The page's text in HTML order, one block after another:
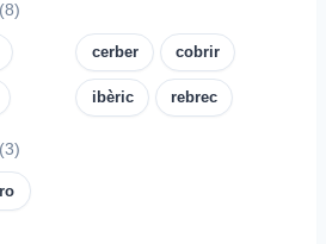
(8)
cerber cobrir
ibèric rebrec
(3)